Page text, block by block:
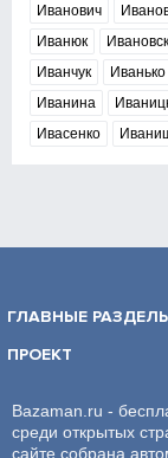
Иванович
Иванюк
Иванчук
Иванько
Иванина
Ивасенко
ГЛАВНЫЕ
ПРОЕКТ
Bazaman.ru -
среди открытых
сайте собрана